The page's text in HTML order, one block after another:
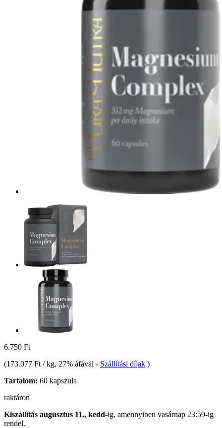
6.750 Ft
(173.077 Ft / kg, 27% áfával - Szállítási díjak )
Tartalom: 60 kapszula
raktáron
Kiszállítás augusztus 11., kedd-ig, amennyiben vasárnap 23:59-ig
rendel.